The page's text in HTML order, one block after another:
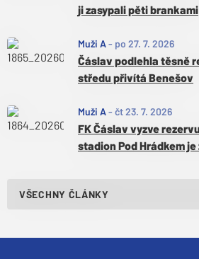
ji zasypali pěti brankami
Muži A- po 27. 7. 2026
Čáslav podlehla těsně
středu přivítá Benešov
Muži A- čt 23. 7. 2026
FK Čáslav vyzve
stadion Pod Hrádkem
VŠECHNY ČLÁNKY